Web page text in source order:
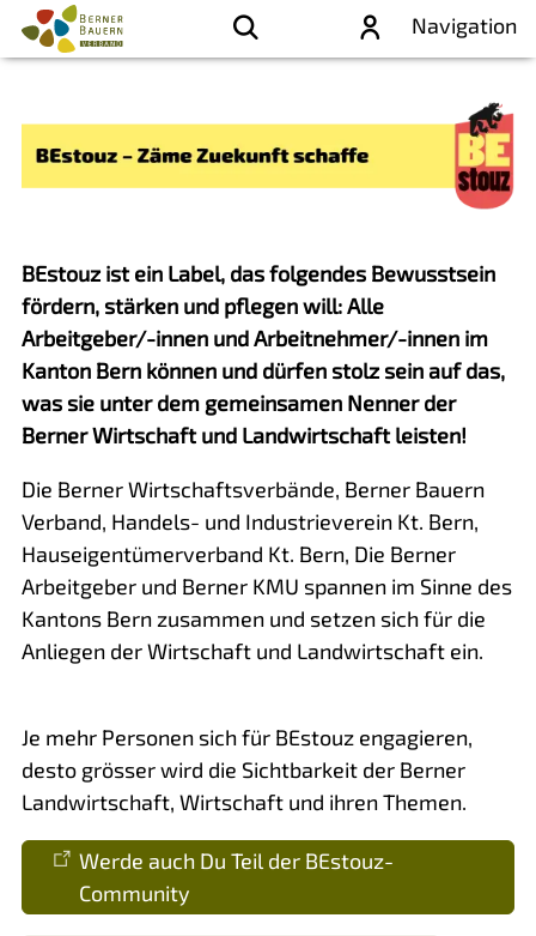
Navigation
BEstouz ist ein Label, das folgendes Bewusstsein
fördern, stärken und pflegen will: Alle
Arbeitgeber/-innen und Arbeitnehmer/-innen im
Kanton Bern können und dürfen stolz sein auf das,
was sie unter dem gemeinsamen Nenner der
Berner Wirtschaft und Landwirtschaft leisten!
Die Berner Wirtschaftsverbände, Berner Bauern
Verband, Handels- und Industrieverein Kt. Bern,
Hauseigentümerverband Kt. Bern, Die Berner
Arbeitgeber und Berner KMU spannen im Sinne des
Kantons Bern zusammen und setzen sich für die
Anliegen der Wirtschaft und Landwirtschaft ein.
Je mehr Personen sich für BEstouz engagieren,
desto grösser wird die Sichtbarkeit der Berner
Landwirtschaft, Wirtschaft und ihren Themen.
Werde auch Du Teil der BEstouz-
Community